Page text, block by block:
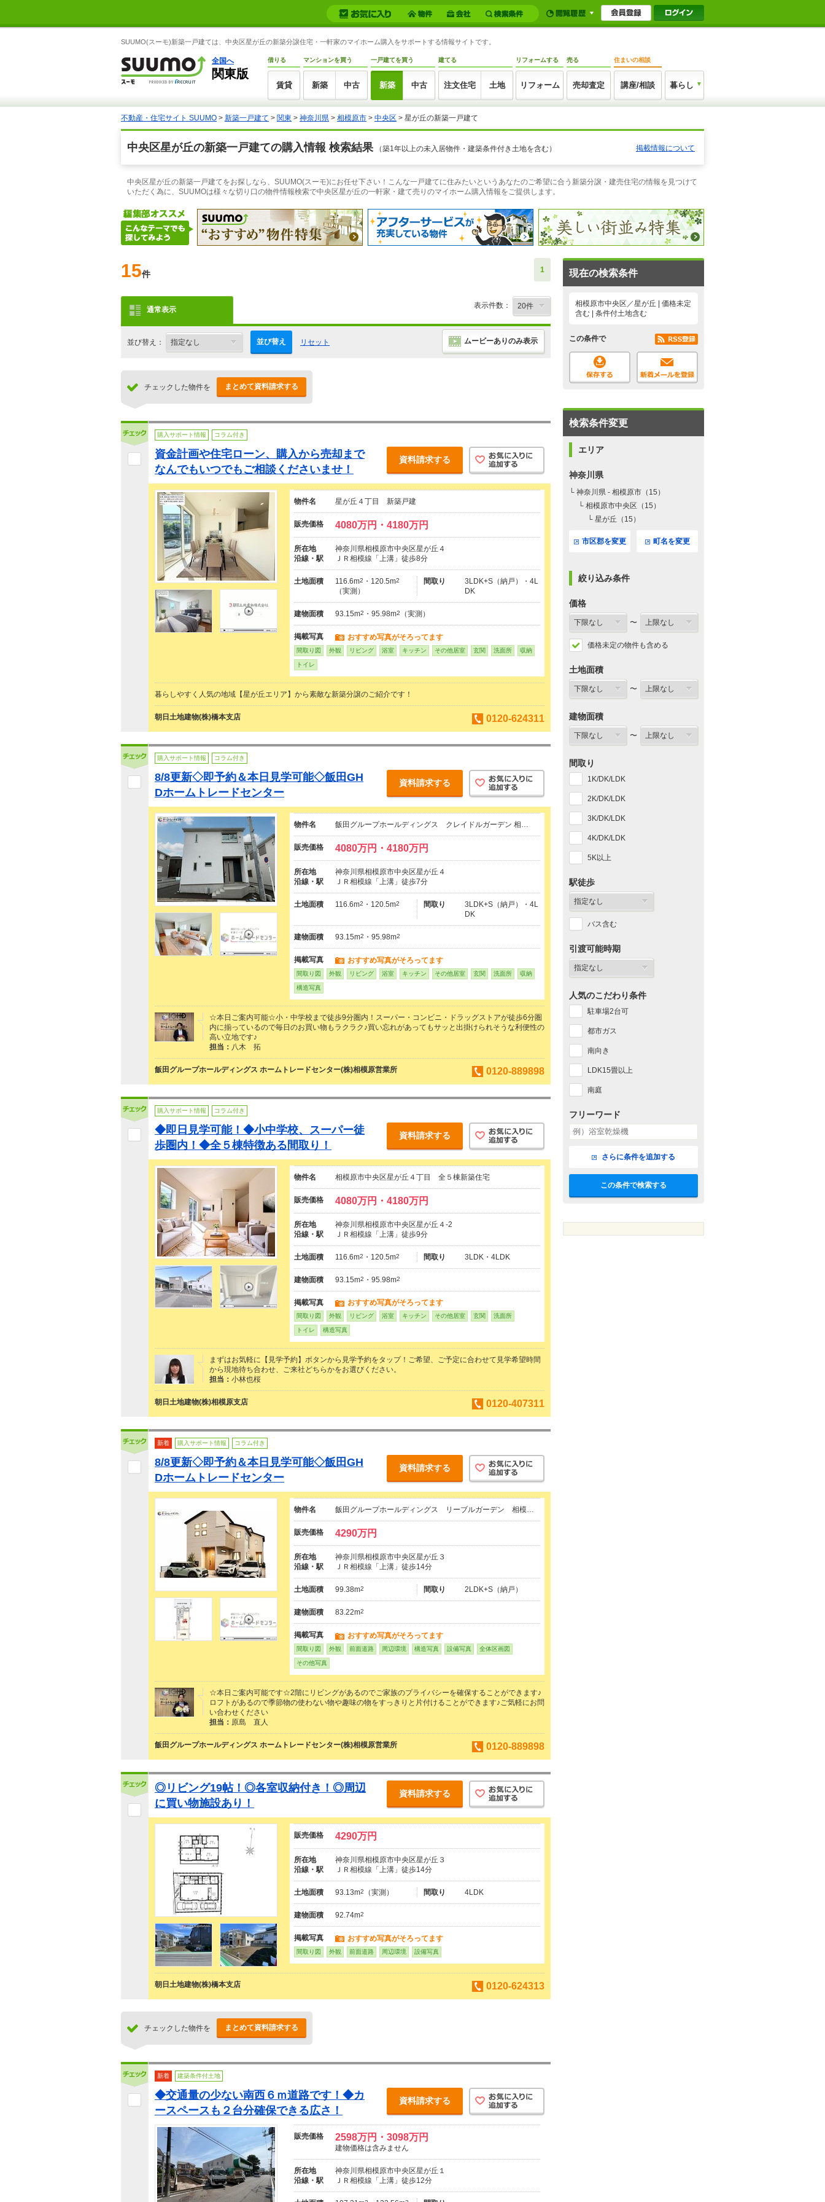
SUUMO(スーモ)新築一戸建ては、中央区星が丘の新築分譲住宅・一軒家のマイホーム購入をサポートする情報サイトです。
全国へ
関東版
借りる
賃貸
マンションを買う
新築 中古
一戸建てを買う
新築 中古
建てる
注文住宅 土地
リフォームする
リフォーム
売る
売却査定
住まいの相談
講座/相談 暮らし
不動産・住宅サイト SUUMO > 新築一戸建て > 関東 > 神奈川県 > 相模原市 > 中央区 > 星が丘の新築一戸建て
中央区星が丘の新築一戸建ての購入情報 検索結果 （築1年以上の未入居物件・建築条件付き土地を含む） 掲載情報について
中央区星が丘の新築一戸建てをお探しなら、SUUMO(スーモ)にお任せ下さい！こんな一戸建てに住みたいというあなたのご希望に合う新築分譲・建売住宅の情報を見つけて
いただく為に、SUUMOは様々な切り口の物件情報検索で中央区星が丘の一軒家・建て売りのマイホーム購入情報をご提供します。
15件 1
通常表示 表示件数：
並び替え： 並び替え リセット ムービーありのみ表示
チェックした物件を まとめて資料請求する
購入サポート情報 コラム付き
資金計画や住宅ローン、購入から売却まで
なんでもいつでもご相談くださいませ！
資料請求する
物件名 星が丘４丁目 新築戸建
販売価格 4080万円・4180万円
所在地
神奈川県相模原市中央区星が丘４
沿線・駅
ＪＲ相模線「上溝」徒歩8分
土地面積 116.6m2 ・120.5m2
（実測）
間取り
3LDK+S（納戸）・4L
DK
建物面積 93.15m2 ・95.98m2 （実測）
掲載写真 おすすめ写真がそろってます
間取り図 外観 リビング 浴室 キッチン その他居室 玄関 洗面所 収納
トイレ
暮らしやすく人気の地域【星が丘エリア】から素敵な新築分譲のご紹介です！
朝日土地建物(株)橋本支店 0120-624311
購入サポート情報 コラム付き
8/8更新◇即予約＆本日見学可能◇飯田GH
Dホームトレードセンター
資料請求する
物件名 飯田グループホールディングス クレイドルガーデン 相…
販売価格 4080万円・4180万円
所在地
神奈川県相模原市中央区星が丘４
沿線・駅
ＪＲ相模線「上溝」徒歩7分
土地面積 116.6m2 ・120.5m2 間取り
3LDK+S（納戸）・4L
DK
建物面積 93.15m2 ・95.98m2
掲載写真 おすすめ写真がそろってます
間取り図 外観 リビング 浴室 キッチン その他居室 玄関 洗面所 収納
構造写真
☆本日ご案内可能☆小・中学校まで徒歩9分圏内！スーパー・コンビニ・ドラッグストアが徒歩6分圏
内に揃っているので毎日のお買い物もラクラク♪買い忘れがあってもサッと出掛けられそうな利便性の
高い立地です♪
担当： 八木 拓
飯田グループホールディングス ホームトレードセンター(株)相模原営業所 0120-889898
購入サポート情報 コラム付き
◆即日見学可能！◆小中学校、スーパー徒
歩圏内！◆全５棟特徴ある間取り！
資料請求する
物件名 相模原市中央区星が丘４丁目 全５棟新築住宅
販売価格 4080万円・4180万円
所在地
神奈川県相模原市中央区星が丘４-2
沿線・駅
ＪＲ相模線「上溝」徒歩9分
土地面積 116.6m2 ・120.5m2 間取り 3LDK・4LDK
建物面積 93.15m2 ・95.98m2
掲載写真 おすすめ写真がそろってます
間取り図 外観 リビング 浴室 キッチン その他居室 玄関 洗面所
トイレ 構造写真
まずはお気軽に【見学予約】ボタンから見学予約をタップ！ご希望、ご予定に合わせて見学希望時間
から現地待ち合わせ、ご来社どちらかをお選びください。
担当： 小林也桜
朝日土地建物(株)相模原支店 0120-407311
新着 購入サポート情報 コラム付き
8/8更新◇即予約＆本日見学可能◇飯田GH
Dホームトレードセンター
資料請求する
物件名 飯田グループホールディングス リーブルガーデン 相模…
販売価格 4290万円
所在地
神奈川県相模原市中央区星が丘３
沿線・駅
ＪＲ相模線「上溝」徒歩14分
土地面積 99.38m2 間取り 2LDK+S（納戸）
建物面積 83.22m2
掲載写真 おすすめ写真がそろってます
間取り図 外観 前面道路 周辺環境 構造写真 設備写真 全体区画図
その他写真
☆本日ご案内可能です☆2階にリビングがあるのでご家族のプライバシーを確保することができます♪
ロフトがあるので季節物の使わない物や趣味の物をすっきりと片付けることができます♪ご気軽にお問
い合わせください
担当： 原島 直人
飯田グループホールディングス ホームトレードセンター(株)相模原営業所 0120-889898
◎リビング19帖！◎各室収納付き！◎周辺
に買い物施設あり！
資料請求する
販売価格 4290万円
所在地
神奈川県相模原市中央区星が丘３
沿線・駅
ＪＲ相模線「上溝」徒歩14分
土地面積 93.13m2 （実測） 間取り 4LDK
建物面積 92.74m2
掲載写真 おすすめ写真がそろってます
間取り図 外観 前面道路 周辺環境 設備写真
朝日土地建物(株)橋本支店 0120-624313
チェックした物件を まとめて資料請求する
新着 建築条件付土地
◆交通量の少ない南西６ｍ道路です！◆カ
ースペースも２台分確保できる広さ！
資料請求する
販売価格 2598万円・3098万円
建物価格は含みません
所在地
神奈川県相模原市中央区星が丘１
沿線・駅
ＪＲ相模線「上溝」徒歩12分
現在の検索条件
相模原市中央区／星が丘 | 価格未定
含む | 条件付土地含む
この条件で
検索条件変更
エリア
神奈川県
└ 神奈川県 - 相模原市（15）
└ 相模原市中央区（15）
└ 星が丘（15）
市区郡を変更 町名を変更
絞り込み条件
価格
〜
価格未定の物件も含める
土地面積
〜
建物面積
〜
間取り
1K/DK/LDK
2K/DK/LDK
3K/DK/LDK
4K/DK/LDK
5K以上
駅徒歩
バス含む
引渡可能時期
人気のこだわり条件
駐車場2台可
都市ガス
南向き
LDK15畳以上
南庭
フリーワード
さらに条件を追加する
この条件で検索する